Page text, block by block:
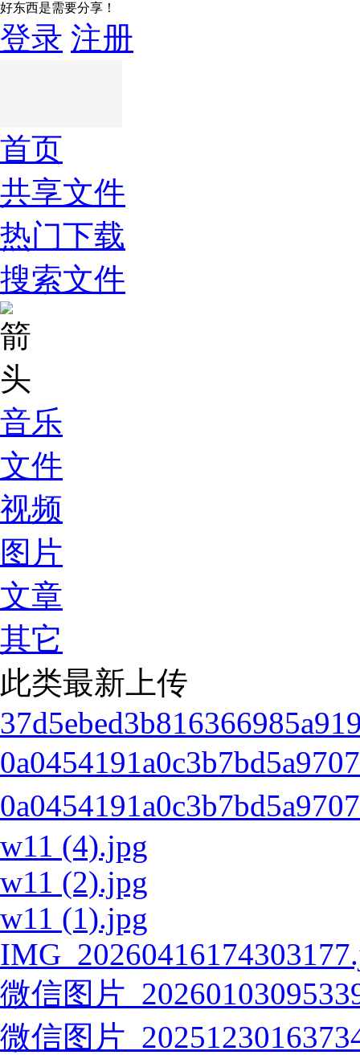
好东西是需要分享！
登录 注册
首页
共享文件
热门下载
搜索文件
音乐
文件
视频
图片
文章
其它
此类最新上传
w11 (4).jpg
w11 (2).jpg
w11 (1).jpg
微信图片
微信图片